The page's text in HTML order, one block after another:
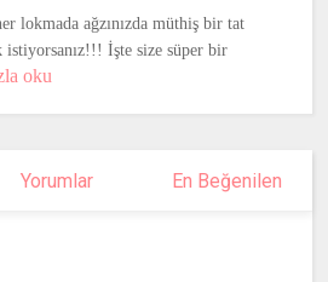
lokmada ağzınızda müthiş bir tat
istiyorsanız!!! İşte size süper bir
oku
Yorumlar En Beğenilen